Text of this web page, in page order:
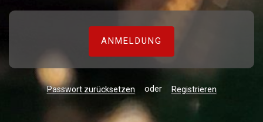
ANMELDUNG
Passwort zurücksetzen oder Registrieren